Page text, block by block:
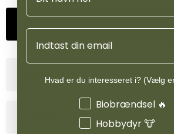
Produktinformation
Email
Hvad er du interesseret i? (Vælg
Interesser
Biobrændsel 🔥
Hobbydyr 🐮